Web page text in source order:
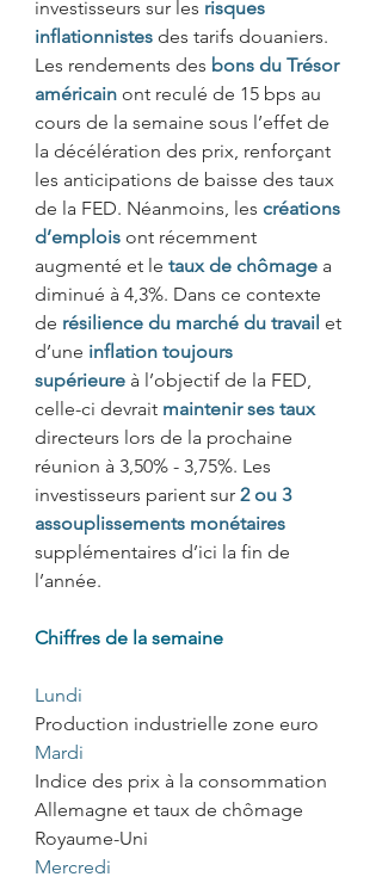
investisseurs sur les risques
inflationnistes des tarifs douaniers.
Les rendements des bons du Trésor
américain ont reculé de 15 bps au
cours de la semaine sous l’effet de
la décélération des prix, renforçant
les anticipations de baisse des taux
de la FED. Néanmoins, les créations
d’emplois ont récemment
augmenté et le taux de chômage a
diminué à 4,3%. Dans ce contexte
de résilience du marché du travail et
d’une inflation toujours
supérieure à l’objectif de la FED,
celle-ci devrait maintenir ses taux
directeurs lors de la prochaine
réunion à 3,50% - 3,75%. Les
investisseurs parient sur 2 ou 3
assouplissements monétaires
supplémentaires d’ici la fin de
l’année.
Chiffres de la semaine
Lundi
Production industrielle zone euro
Mardi
Indice des prix à la consommation
Allemagne et taux de chômage
Royaume-Uni
Mercredi